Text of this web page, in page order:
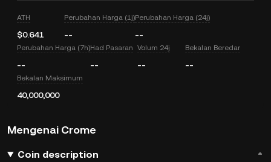
ATH
$0.641
Perubahan Harga (1j)
--
Perubahan Harga (24j)
--
Perubahan Harga (7h)
--
Had Pasaran
--
Volum 24j
--
Bekalan Beredar
--
Bekalan Maksimum
40,000,000
Mengenai Crome
Coin description